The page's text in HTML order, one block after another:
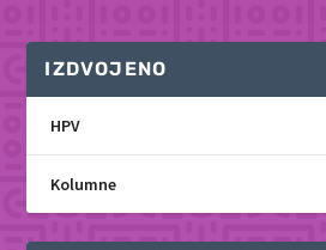
IZDVOJENO
HPV
Kolumne